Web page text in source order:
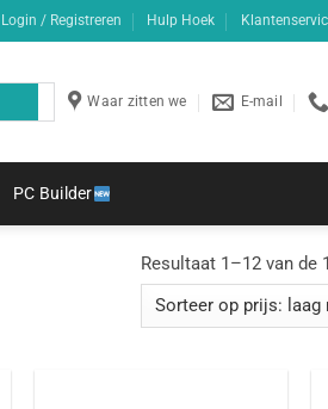
Login / Registreren Hulp Hoek
Waar zitten we E-mail
PC Builder
Resultaat 1–12 van de